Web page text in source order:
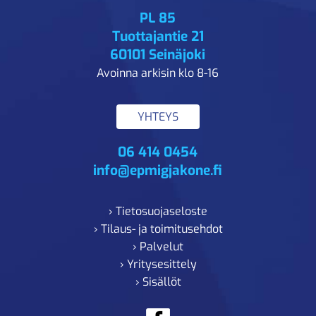
PL 85
Tuottajantie 21
60101 Seinäjoki
Avoinna arkisin klo 8-16
YHTEYS
06 414 0454
info@epmigjakone.fi
› Tietosuojaseloste
› Tilaus- ja toimitusehdot
› Palvelut
› Yritysesittely
› Sisällöt